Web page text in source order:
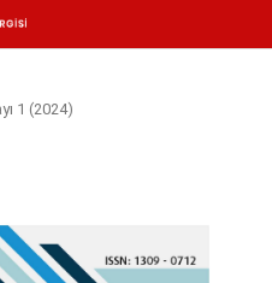
1 (2024)